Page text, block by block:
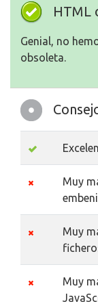
HTML
Genial, no
obsoleta.
Muy
Muy
Muy